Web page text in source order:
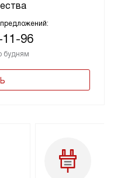
11-96
будням